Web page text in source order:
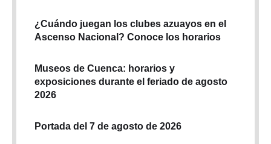
¿Cuándo juegan los clubes azuayos en el
Ascenso Nacional? Conoce los horarios
Museos de Cuenca: horarios y
exposiciones durante el feriado de agosto
2026
Portada del 7 de agosto de 2026